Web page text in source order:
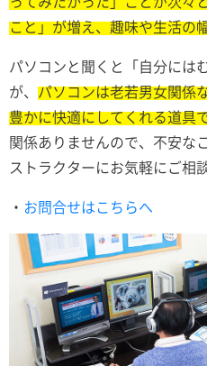
こと」が増え、趣味や生活の
パソコンと聞くと「自分には
が、 パソコンは老若男女関係
豊かに快適にしてくれる道具
関係ありませんので、不安な
ストラクターにお気軽にご相
・ お問合せはこちらへ